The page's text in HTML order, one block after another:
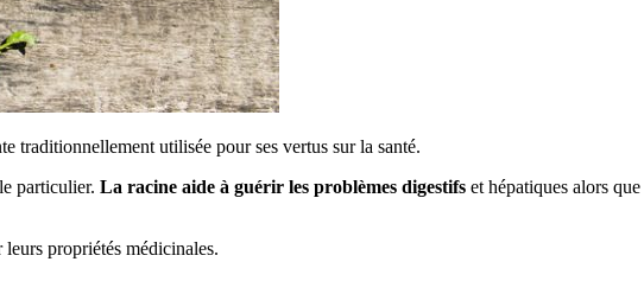
traditionnellement utilisée pour ses vertus sur la santé.
particulier. La racine aide à guérir les problèmes digestifs et hépatiques alors que
propriétés médicinales.